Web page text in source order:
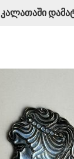
კალათაში